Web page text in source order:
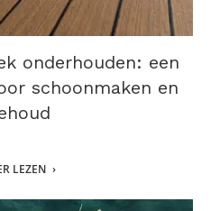
onderhouden: een
schoonmaken en
LEZEN